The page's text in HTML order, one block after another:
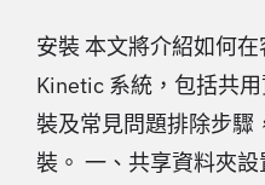
安裝 本文將介紹如何
Kinetic 系統，包括共
裝及常見問題排除步驟
裝。 一、共享資料夾